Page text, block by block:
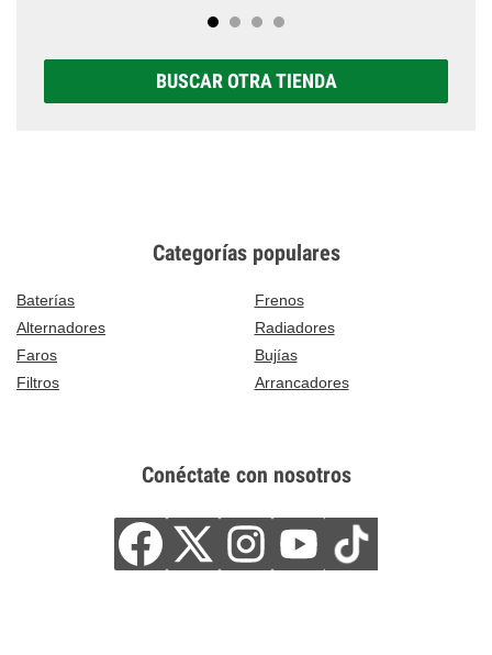
BUSCAR OTRA TIENDA
Categorías populares
Baterías
Frenos
Alternadores
Radiadores
Faros
Bujías
Filtros
Arrancadores
Conéctate con nosotros